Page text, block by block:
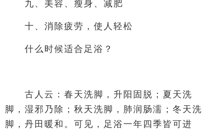
九、美容、瘦身、减肥
十、消除疲劳，使人轻松
什么时候适合足浴？
古人云：春天洗脚，升阳固脱；夏天洗
脚，湿邪乃除；秋天洗脚，肺润肠濡；冬天洗
脚，丹田暖和。可见，足浴一年四季皆可进